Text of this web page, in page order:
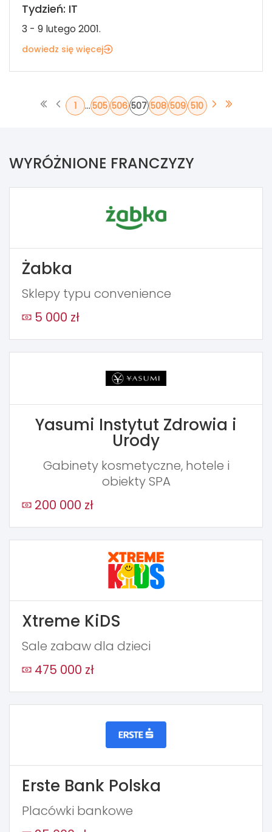
Tydzień: IT
3 - 9 lutego 2001.
dowiedz się więcej
1 ... 505 506 507 508 509 510
WYRÓŻNIONE FRANCZYZY
Żabka
Sklepy typu convenience
5 000 zł
Yasumi Instytut Zdrowia i
Urody
Gabinety kosmetyczne, hotele i
obiekty SPA
200 000 zł
Xtreme KiDS
Sale zabaw dla dzieci
475 000 zł
Erste Bank Polska
Placówki bankowe